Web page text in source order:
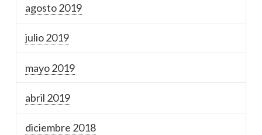
agosto 2019
julio 2019
mayo 2019
abril 2019
diciembre 2018